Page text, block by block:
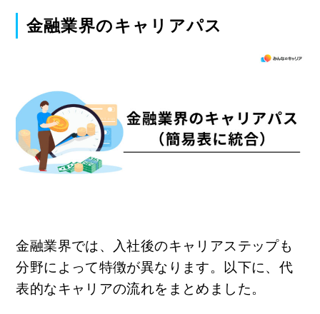
金融業界のキャリアパス
金融業界では、入社後のキャリアステップも
分野によって特徴が異なります。以下に、代
表的なキャリアの流れをまとめました。